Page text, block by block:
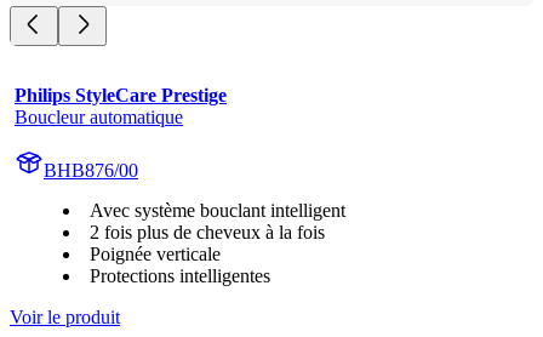
Philips StyleCare Prestige
Boucleur automatique
BHB876/00
Avec système bouclant intelligent
2 fois plus de cheveux à la fois
Poignée verticale
Protections intelligentes
Voir le produit